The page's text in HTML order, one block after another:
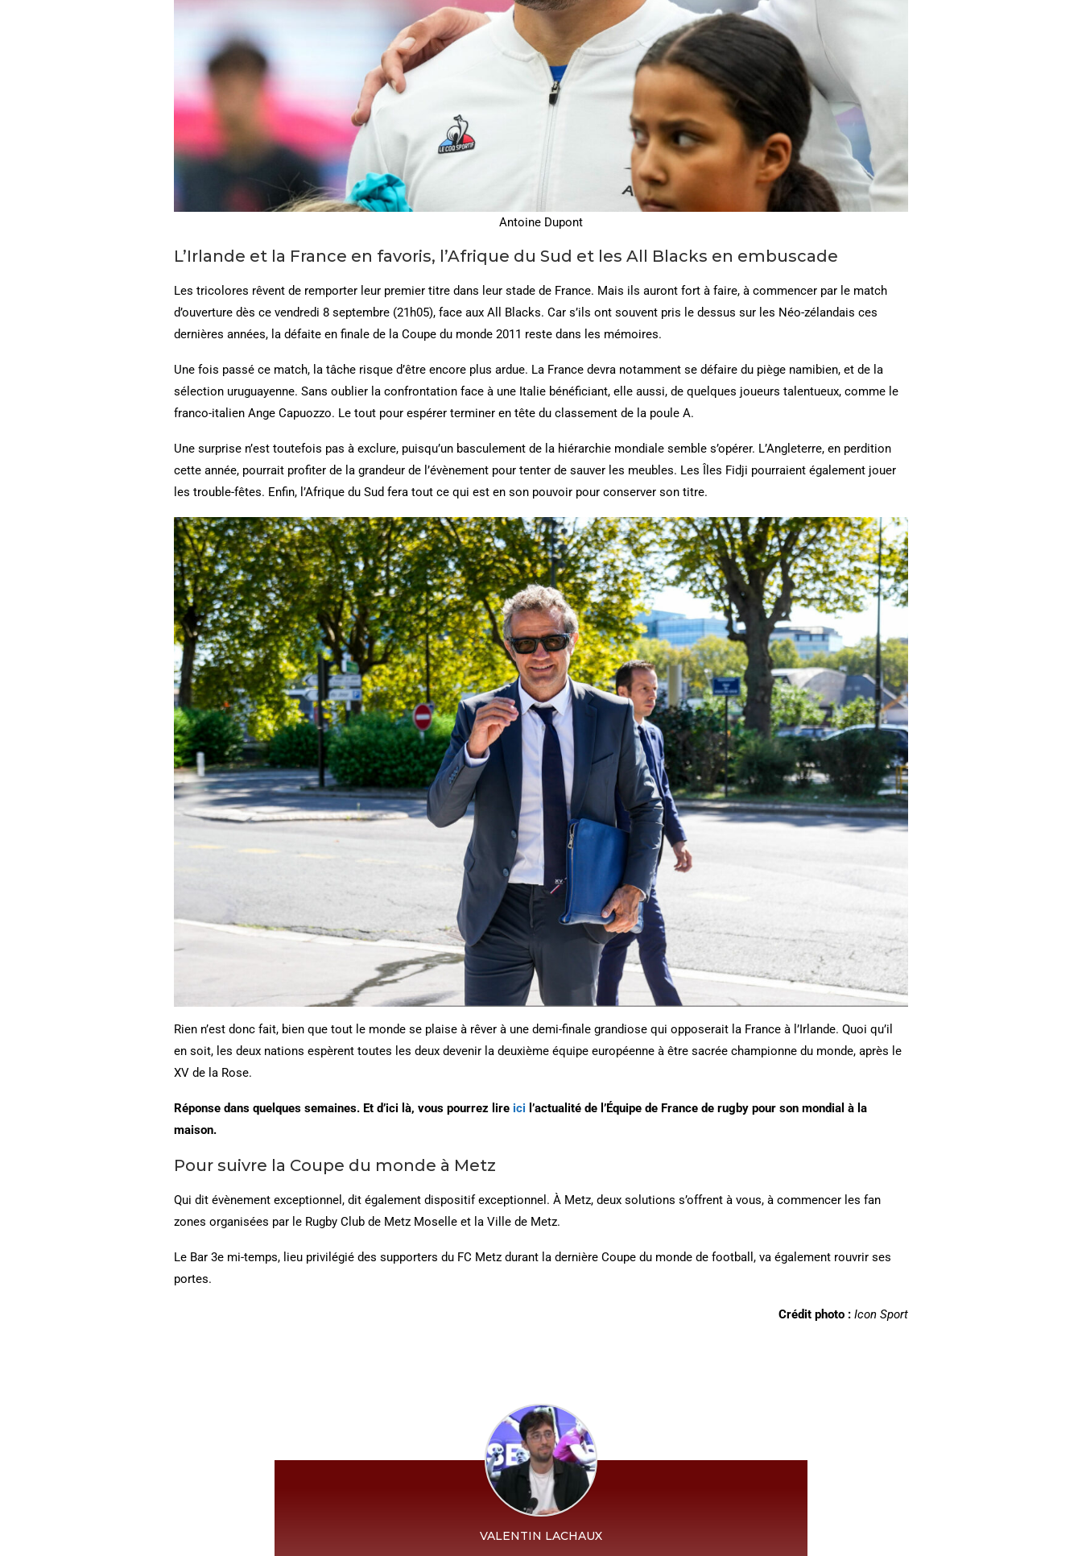
Antoine Dupont
L’Irlande et la France en favoris, l’Afrique du Sud et les All Blacks en embuscade
Les tricolores rêvent de remporter leur premier titre dans leur stade de France. Mais ils auront fort à faire, à commencer par le match
d’ouverture dès ce vendredi 8 septembre (21h05), face aux All Blacks. Car s’ils ont souvent pris le dessus sur les Néo-zélandais ces
dernières années, la défaite en finale de la Coupe du monde 2011 reste dans les mémoires.
Une fois passé ce match, la tâche risque d’être encore plus ardue. La France devra notamment se défaire du piège namibien, et de la
sélection uruguayenne. Sans oublier la confrontation face à une Italie bénéficiant, elle aussi, de quelques joueurs talentueux, comme le
franco-italien Ange Capuozzo. Le tout pour espérer terminer en tête du classement de la poule A.
Une surprise n’est toutefois pas à exclure, puisqu’un basculement de la hiérarchie mondiale semble s’opérer. L’Angleterre, en perdition
cette année, pourrait profiter de la grandeur de l’évènement pour tenter de sauver les meubles. Les Îles Fidji pourraient également jouer
les trouble-fêtes. Enfin, l’Afrique du Sud fera tout ce qui est en son pouvoir pour conserver son titre.
Rien n’est donc fait, bien que tout le monde se plaise à rêver à une demi-finale grandiose qui opposerait la France à l’Irlande. Quoi qu’il
en soit, les deux nations espèrent toutes les deux devenir la deuxième équipe européenne à être sacrée championne du monde, après le
XV de la Rose.
Réponse dans quelques semaines. Et d’ici là, vous pourrez lire ici l’actualité de l’Équipe de France de rugby pour son mondial à la
maison.
Pour suivre la Coupe du monde à Metz
Qui dit évènement exceptionnel, dit également dispositif exceptionnel. À Metz, deux solutions s’offrent à vous, à commencer les fan
zones organisées par le Rugby Club de Metz Moselle et la Ville de Metz.
Le Bar 3e mi-temps, lieu privilégié des supporters du FC Metz durant la dernière Coupe du monde de football, va également rouvrir ses
portes.
Crédit photo : Icon Sport
VALENTIN LACHAUX